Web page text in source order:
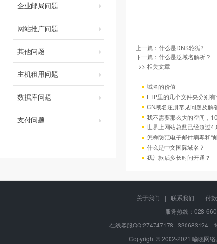
企业邮局问题
网站推广问题
其他问题
主机租用问题
数据库问题
支付问题
上一篇： 什么是DNS轮循?
下一篇： 什么是泛域名解析？
>> 相关文章
域名的价值
FTP里的几个文件夹分别
CN域名注册常见问题及解
我不需要那么大的空间，
世界上网站总数已经超过
怎样防范电子邮件病毒和“
什么是中文国际域名？
我汇款后多长时间开通？
关于我们 | 联系我们 |
付
服务热线：028-
在线客服QQ:274747178 330683124
Copyright © 2002-2021 喻晓网